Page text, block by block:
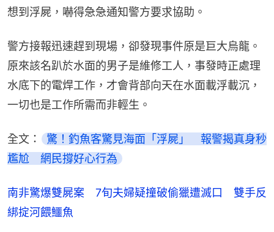
想到浮屍，嚇得急急通知警方要求協助。
警方接報迅速趕到現場，卻發現事件原是巨大烏龍。
原來該名趴於水面的男子是維修工人，事發時正處理
水底下的電焊工作，才會背部向天在水面載浮載沉，
一切也是工作所需而非輕生。
全文：
驚！釣魚客驚見海面「浮屍」　報警揭真身秒
尷尬　網民撐好心行為
南非驚爆雙屍案 7旬夫婦疑撞破偷獵遭滅口 雙手反
綁掟河餵鱷魚